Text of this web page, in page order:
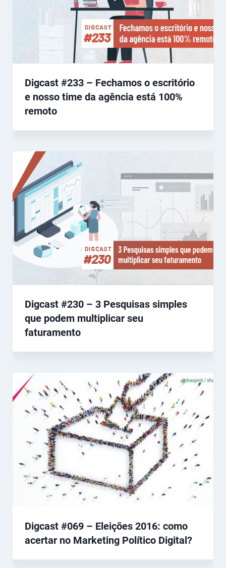
Digcast #233 – Fechamos o escritório
e nosso time da agência está 100%
remoto
Digcast #230 – 3 Pesquisas simples
que podem multiplicar seu
faturamento
Digcast #069 – Eleições 2016: como
acertar no Marketing Político Digital?